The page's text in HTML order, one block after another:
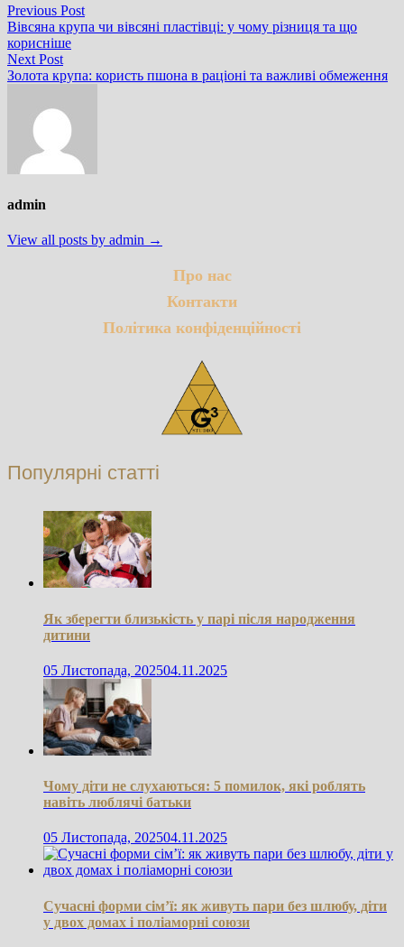
Навігація
записів
Previous PostPrevious
post:
Вівсяна крупа чи вівсяні пластівці: у чому різниця та що
корисніше
Next PostNext
post:
Золота крупа: користь пшона в раціоні та важливі обмеження
admin
View all posts by admin →
Про нас
Контакти
Політика конфіденційності
Популярні статті
Як зберегти близькість у парі після народження
дитини
05 Листопада, 202504.11.2025
Чому діти не слухаються: 5 помилок, які роблять
навіть люблячі батьки
05 Листопада, 202504.11.2025
Сучасні форми сім’ї: як живуть пари без шлюбу, діти
у двох домах і поліаморні союзи